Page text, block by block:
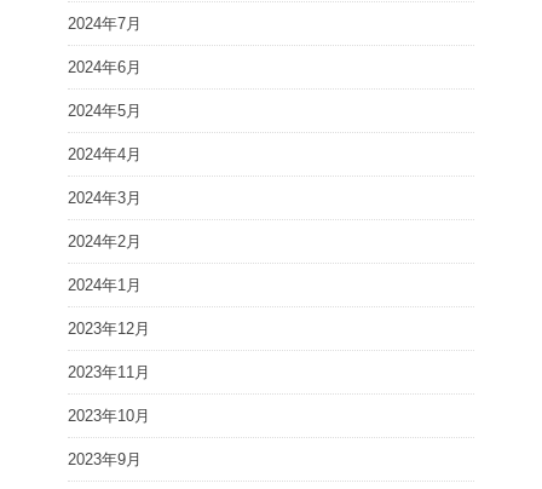
2024年7月
2024年6月
2024年5月
2024年4月
2024年3月
2024年2月
2024年1月
2023年12月
2023年11月
2023年10月
2023年9月